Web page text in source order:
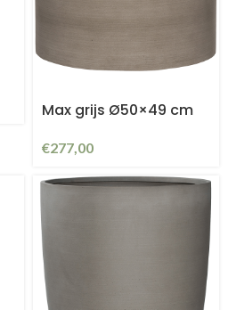
Max grijs Ø50×49 cm
€277,00